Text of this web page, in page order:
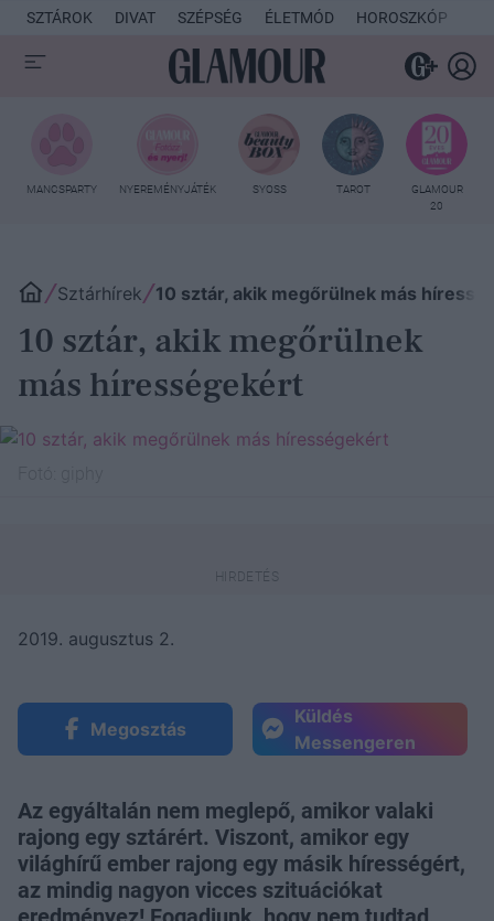
SZTÁROK DIVAT SZÉPSÉG ÉLETMÓD HOROSZKÓP
MANCSPARTY NYEREMÉNYJÁTÉK SYOSS TAROT
GLAMOUR
20
Sztárhírek 10 sztár, akik megőrülnek más
10 sztár, akik megőrülnek
más hírességekért
2019. augusztus 2.
Megosztás
Küldés
Messengeren
Az egyáltalán nem meglepő, amikor valaki
rajong egy sztárért. Viszont, amikor egy
világhírű ember rajong egy másik hírességért,
az mindig nagyon vicces szituációkat